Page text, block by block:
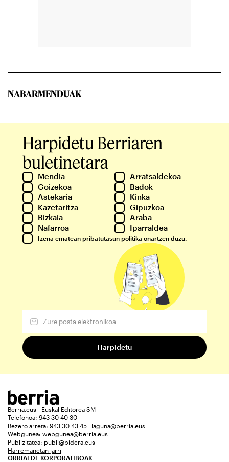
NABARMENDUAK
Harpidetu Berriaren
buletinetara
Mendia
Arratsaldekoa
Goizekoa
Badok
Astekaria
Kinka
Kazetaritza
Gipuzkoa
Bizkaia
Araba
Nafarroa
Iparraldea
Izena ematean pribatutasun politika onartzen duzu.
Berria.eus - Euskal Editorea SM
Telefonoa: 943 30 40 30
Bezero arreta: 943 30 43 45 | laguna@berria.eus
Webgunea: webgunea@berria.eus
Publizitatea: publi@bidera.eus
Harremanetan jarri
ORRIALDE KORPORATIBOAK